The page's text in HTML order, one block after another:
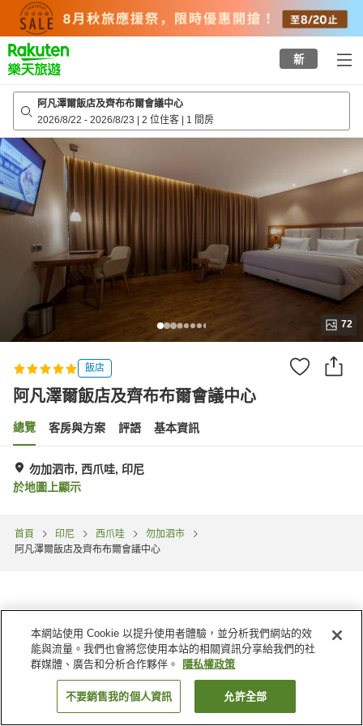
top
page
新
阿凡澤爾飯店及齊布布爾會議中心
2026/8/22 - 2026/8/23 | 2 位住客 | 1 間房
72
飯店
阿凡澤爾飯店及齊布布爾會議中心
總覽 客房與方案 評語 基本資訊
勿加泗市, 西爪哇, 印尼
於地圖上顯示
首頁 印尼 西爪哇
勿加泗市
阿凡澤爾飯店及齊布布爾會議中心
找客房
本網站使用 Cookie 以提升使用者體驗，並分析我們網站的效
能與流量。我們也會將您使用本站的相關資訊分享給我們的社
群媒體、廣告和分析合作夥伴。
隱私權政策
不要銷售我的個人資訊 允許全部